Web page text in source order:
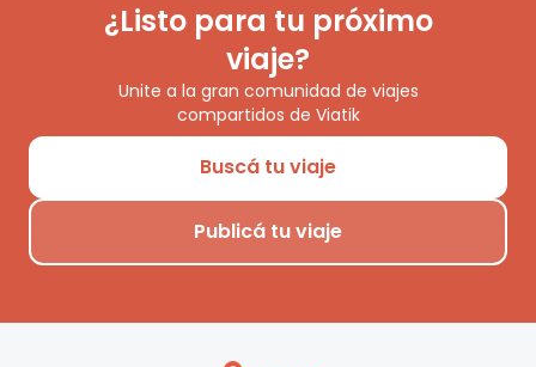
¿Listo para tu próximo
viaje?
Unite a la gran comunidad de viajes
compartidos de Viatik
Buscá tu viaje
Publicá tu viaje